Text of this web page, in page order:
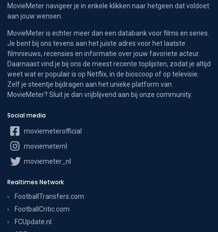
MovieMeter navigeer je in enkele klikken naar hetgeen dat voldoet
aan jouw wensen.
MovieMeter is echter meer dan een databank voor films en series.
Je bent bij ons tevens aan het juiste adres voor het laatste
filmnieuws, recensies en informatie over jouw favoriete acteur.
Daarnaast vind je bij ons de meest recente toplijsten, zodat je altijd
weet wat er populair is op Netflix, in de bioscoop of op televisie.
Zelf je steentje bijdragen aan het unieke platform van
MovieMeter? Sluit je dan vrijblijvend aan bij onze community.
Social media
moviemeterofficial
moviemeternl
moviemeter_nl
Realtimes Network
FootballTransfers.com
FootballCritic.com
FCUpdate.nl